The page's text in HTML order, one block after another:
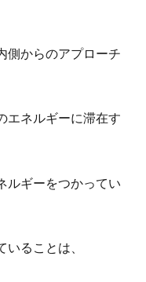
側からのアプローチ
エネルギーに滞在す
ルギーをつかってい
ることは、